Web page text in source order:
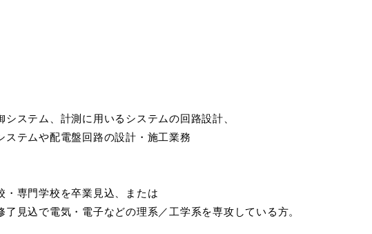
システム、計測に用いるシステムの回路設計、
ステムや配電盤回路の設計・施工業務
・専門学校を卒業見込、または
了見込で電気・電子などの理系／工学系を専攻している方。